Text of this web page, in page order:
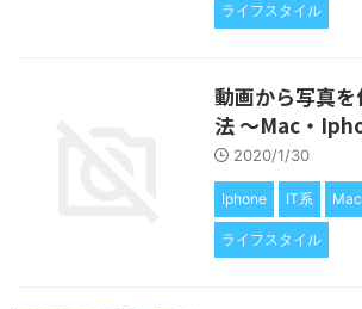
ライフスタイル
動画から写真
法 〜Mac・
2020/1/30
Iphone IT系 Mac
ライフスタイル